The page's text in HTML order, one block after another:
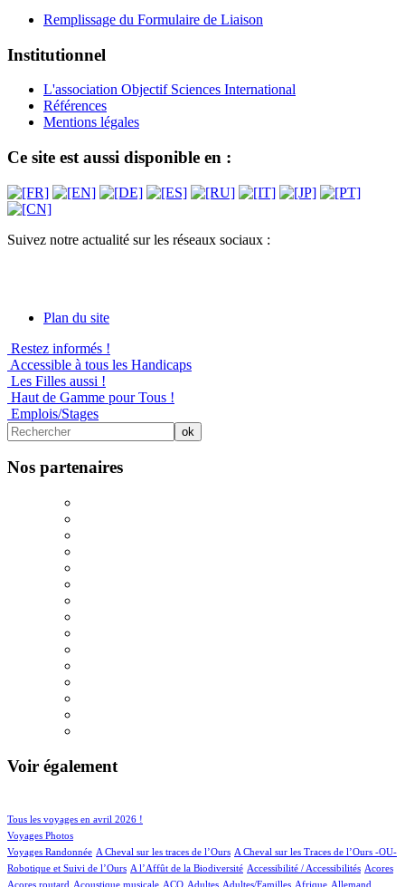
Remplissage du Formulaire de Liaison
Institutionnel
L'association Objectif Sciences International
Références
Mentions légales
Ce site est aussi disponible en :
Suivez notre actualité sur les réseaux sociaux :
Plan du site
Restez informés !
Accessible à tous les Handicaps
Les Filles aussi !
Haut de Gamme pour Tous !
Emplois/Stages
Nos partenaires
Voir également
Tous les voyages en avril 2026 !
92/618
Voyages Photos
74/618
Voyages Randonnée
4/618 A Cheval sur les traces de l’Ours
4/618
A Cheval sur les Traces de l’Ours -OU-
Robotique et Suivi de l’Ours
2/618 A l’Affût de la Biodiversité
1/618 Accessibilité / Accessibilités
2/618 Acores
1/618
Açores routard
2/618 Acoustique musicale
46/618 ACQ
19/618 Adultes
16/618 Adultes/Familles
3/618 Afrique
29/618 Allemand
21/618